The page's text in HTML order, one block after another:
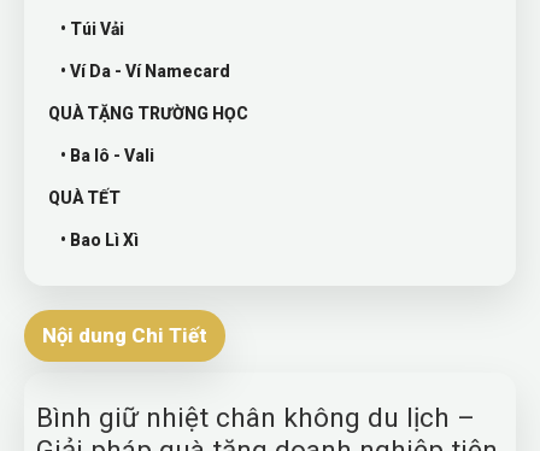
• Túi Vải
• Ví Da - Ví Namecard
QUÀ TẶNG TRƯỜNG HỌC
• Ba lô - Vali
QUÀ TẾT
• Bao Lì Xì
Nội dung Chi Tiết
Bình giữ nhiệt chân không du lịch –